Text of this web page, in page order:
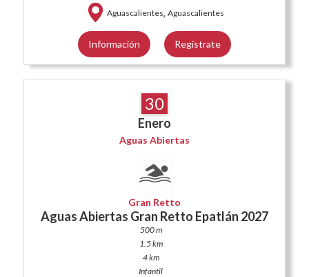
Aguascalientes, Aguascalientes
Información Regístrate
30
Enero
Aguas Abiertas
Gran Retto
Aguas Abiertas Gran Retto Epatlán 2027
500 m
1.5 km
4 km
Infantil